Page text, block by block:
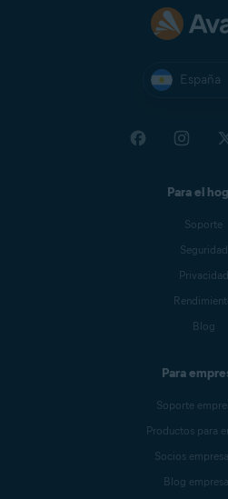
España
Para el
Soporte
Seguridad
Privacidad
Blog
Para
Soporte
Productos para
Socios
Blog